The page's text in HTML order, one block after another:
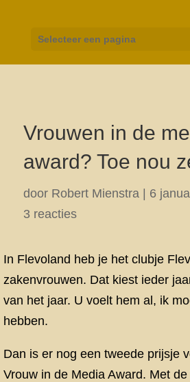
Selecteer een pagina
Vrouwen in de
award? Toe nou
door Robert Mienstra| 6
3 reacties
In Flevoland heb je het clubje
zakenvrouwen. Dat kiest ieder
van het jaar. U voelt hem al, ik
hebben.
Dan is er nog een tweede prijsje
Vrouw in de Media Award. Met